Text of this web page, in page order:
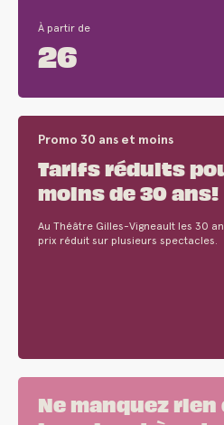
À partir de
26
Promo 30 ans et moins
Tarifs réduits
moins de 30 ans!
Au Théâtre Gilles-Vigneault les 30
prix réduit sur plusieurs spectacles.
Ne manquez rien